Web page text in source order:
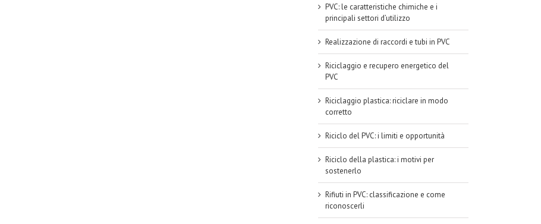
PVC: le caratteristiche chimiche e i
principali settori d’utilizzo
Realizzazione di raccordi e tubi in PVC
Riciclaggio e recupero energetico del
PVC
Riciclaggio plastica: riciclare in modo
corretto
Riciclo del PVC: i limiti e opportunità
Riciclo della plastica: i motivi per
sostenerlo
Rifiuti in PVC: classificazione e come
riconoscerli